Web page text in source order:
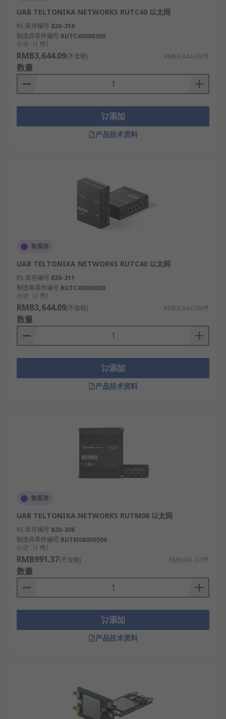
UAB TELTONIKA NETWORKS RUTC40 以太网
RS 库存编号 820-310
制造商零件编号 RUTC40000200
小计（1 件）
RMB3,644.09(不含税) RMB3,644.09/件
数量
添加
产品技术资料
有库存
UAB TELTONIKA NETWORKS RUTC40 以太网
RS 库存编号 820-311
制造商零件编号 RUTC40000000
小计（1 件）
RMB3,644.09(不含税) RMB3,644.09/件
数量
添加
产品技术资料
有库存
UAB TELTONIKA NETWORKS RUTM08 以太网
RS 库存编号 820-306
制造商零件编号 RUTM08000500
小计（1 件）
RMB991.37(不含税) RMB991.37/件
数量
添加
产品技术资料